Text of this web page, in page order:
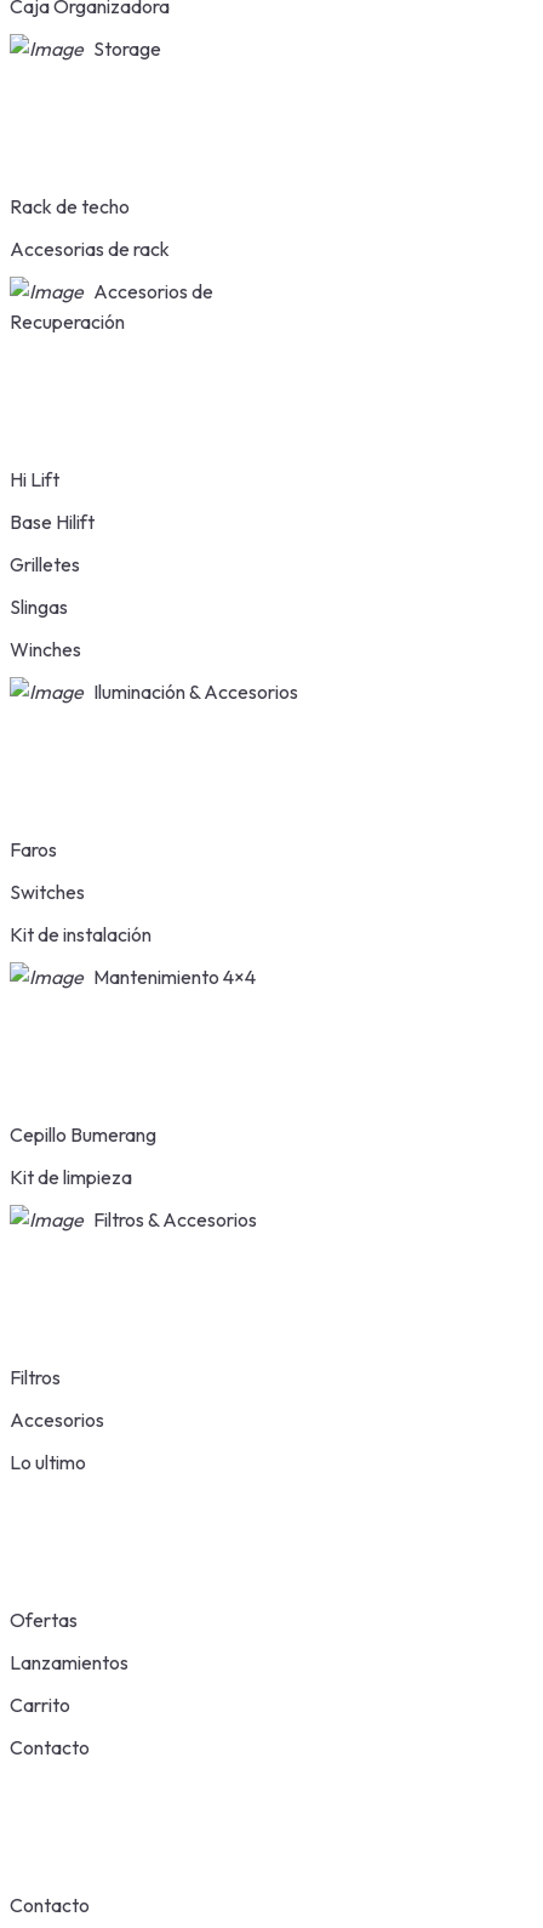
Caja Organizadora
Storage
Rack de techo
Accesorias de rack
Accesorios de
Recuperación
Hi Lift
Base Hilift
Grilletes
Slingas
Winches
Iluminación & Accesorios
Faros
Switches
Kit de instalación
Mantenimiento 4×4
Cepillo Bumerang
Kit de limpieza
Filtros & Accesorios
Filtros
Accesorios
Lo ultimo
Ofertas
Lanzamientos
Carrito
Contacto
Contacto